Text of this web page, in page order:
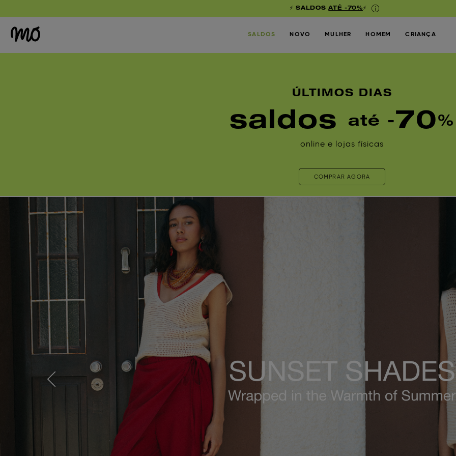
⚡ SALDOSATÉ -70%⚡
SALDOS NOVO MULHER HOMEM CRIANÇA
ÚLTIMOS DIAS
saldos até -70%
online e lojas físicas
COMPRAR AGORA
Previous